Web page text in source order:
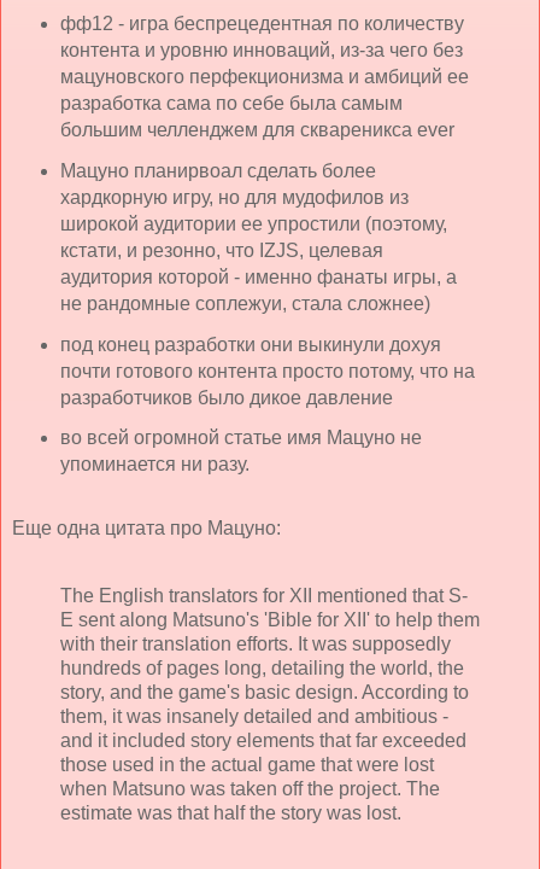
фф12 - игра беспрецедентная по количеству
контента и уровню инноваций, из-за чего без
мацуновского перфекционизма и амбиций ее
разработка сама по себе была самым
большим челленджем для сквареникса ever
Мацуно планирвоал сделать более
хардкорную игру, но для мудофилов из
широкой аудитории ее упростили (поэтому,
кстати, и резонно, что IZJS, целевая
аудитория которой - именно фанаты игры, а
не рандомные соплежуи, стала сложнее)
под конец разработки они выкинули дохуя
почти готового контента просто потому, что на
разработчиков было дикое давление
во всей огромной статье имя Мацуно не
упоминается ни разу.
Еще одна цитата про Мацуно:
The English translators for XII mentioned that S-
E sent along Matsuno's 'Bible for XII' to help them
with their translation efforts. It was supposedly
hundreds of pages long, detailing the world, the
story, and the game's basic design. According to
them, it was insanely detailed and ambitious -
and it included story elements that far exceeded
those used in the actual game that were lost
when Matsuno was taken off the project. The
estimate was that half the story was lost.